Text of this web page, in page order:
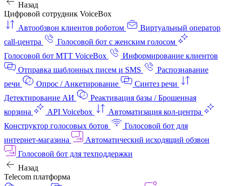
Назад
Цифровой сотрудник VoiceBox
Автообзвон клиентов роботом
Виртуальный оператор
call-центра
Голосовой бот с женским голосом
Голосовой бот МТТ VoiceBox
Информирование клиентов
Отправка шаблонных писем и SMS
Распознавание
речи
Опрос / Анкетирование
Синтез речи
Детектирование АИ
Реактивация базы / Брошенная
корзина
API Voicebox
Автоматизация кол‑центра
Конструктор голосовых ботов
Голосовой бот для
интернет‑магазина
Автоматический исходящий обзвон
Голосовой бот для техподдержки
Назад
Telecom платформа